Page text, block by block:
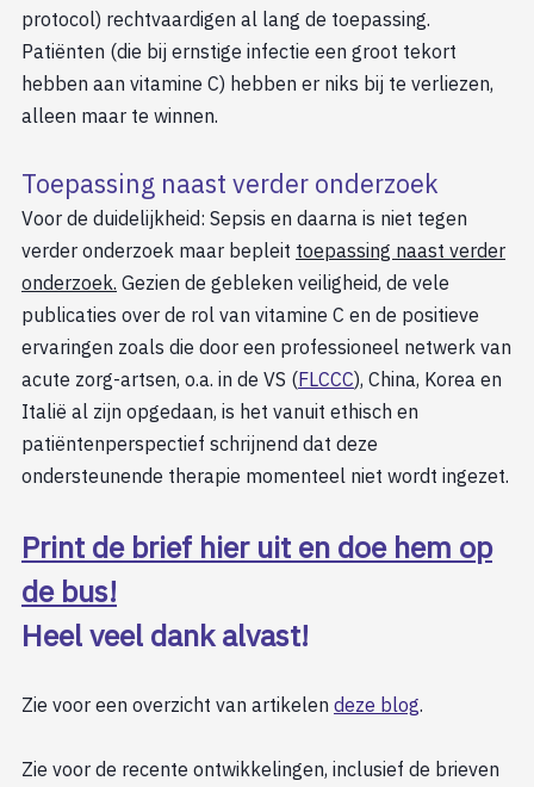
protocol) rechtvaardigen al lang de toepassing.
Patiënten (die bij ernstige infectie een groot tekort
hebben aan vitamine C) hebben er niks bij te verliezen,
alleen maar te winnen.
Toepassing naast verder onderzoek
Voor de duidelijkheid: Sepsis en daarna is niet tegen
verder onderzoek maar bepleit toepassing naast verder
onderzoek. Gezien de gebleken veiligheid, de vele
publicaties over de rol van vitamine C en de positieve
ervaringen zoals die door een professioneel netwerk van
acute zorg-artsen, o.a. in de VS (FLCCC), China, Korea en
Italië al zijn opgedaan, is het vanuit ethisch en
patiëntenperspectief schrijnend dat deze
ondersteunende therapie momenteel niet wordt ingezet.
Print de brief hier uit en doe hem op
de bus!
Heel veel dank alvast!
Zie voor een overzicht van artikelen deze blog.
Zie voor de recente ontwikkelingen, inclusief de brieven